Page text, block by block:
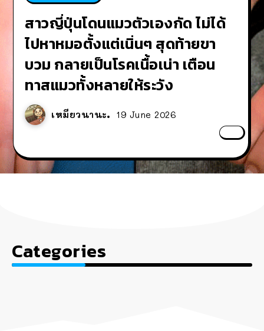
อร์กประกาศปิด
านกว่า 45 ปี ติด
ทุกคน แถมสูตร
จัดเต็ม
June 2026
ตัวเองกัด ไม่ได้
นิ่นๆ สุดท้ายขา
คเนื้อเน่า เตือน
ให้ระวัง
19 June 2026
ได้เวลาเด็กหนวดรวมตัว RF
Online Next เปิดให้เล่นแล้ว เกม
Sci-Fi MMORPG ระดับตำนาน เล่น
ได้ทั้งมือถือและ PC
เหมียวสามสี 18 June 2026
ร้านอาหารในนิวย
ตัวลง หลังอยู่มาน
ป้ายขอบคุณลูกค้า
ทำไวท์ซอสให้แบบ
18
สาวญี่ปุ่นโดนแมวตั
ไปหาหมอตั้งแต่เนิ่
บวม กลายเป็นโรค
ทาสแมวทั้งหลายใ
19
Categories